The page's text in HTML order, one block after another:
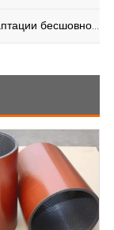
стальной трубы?